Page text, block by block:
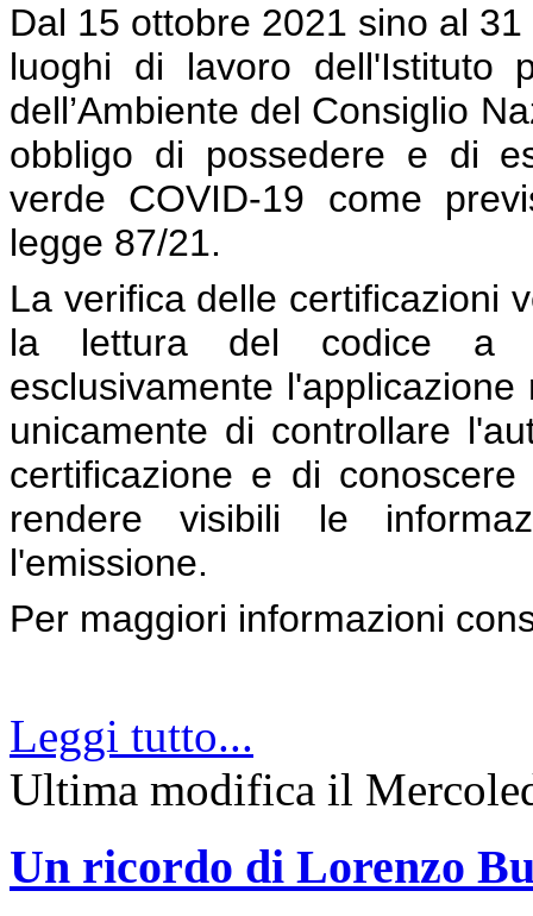
Dal 15 ottobre 2021 sino al
luoghi di lavoro dell'Istituto
dell’Ambiente del Consiglio
obbligo di possedere e di
verde COVID-19 come
legge 87/21.
La verifica delle certificazioni
la lettura del codice a
esclusivamente
unicamente di controllare
certificazione e di
rendere visibili le
l'emissione.
Per maggiori informazioni
Leggi tutto...
Ultima modifica il
Un ricordo di Lorenzo